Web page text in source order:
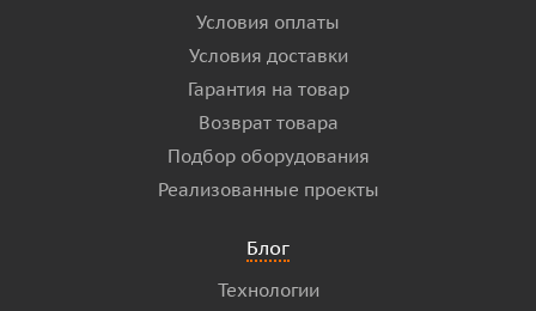
Условия оплаты
Условия доставки
Гарантия на товар
Возврат товара
Подбор оборудования
Реализованные проекты
Блог
Технологии